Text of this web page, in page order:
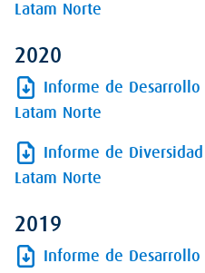
Latam Norte
2020
Informe de
Latam Norte
Informe de
Latam Norte
2019
Informe de